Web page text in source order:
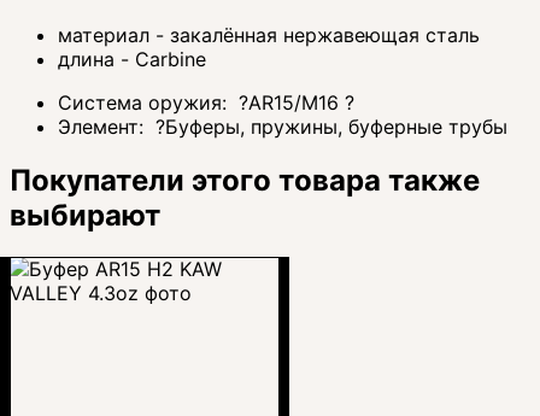
материал - закалённая нержавеющая сталь
длина - Carbine
Система оружия: ?AR15/M16 ?
Элемент: ?Буферы, пружины, буферные трубы
Покупатели этого товара также
выбирают